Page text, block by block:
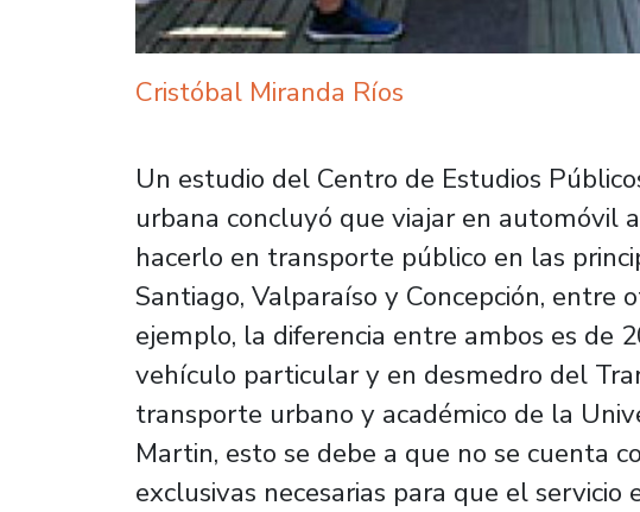
Cristóbal Miranda Ríos
Un estudio del Centro de Estudios
urbana concluyó que viajar en automóvil
hacerlo en transporte público en las
Santiago, Valparaíso y Concepción, entre
ejemplo, la diferencia entre ambos es de
vehículo particular y en desmedro del
transporte urbano y académico de la
Martin, esto se debe a que no se cuenta
exclusivas necesarias para que el